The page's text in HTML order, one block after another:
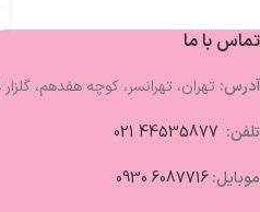
تماس با ما
آدرس: تهران، تهرانسر، کوچه هفدهم، گلزار 9
تلفن:
موبایل:6087716 0930